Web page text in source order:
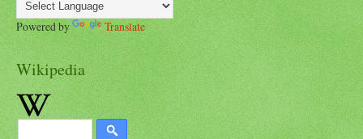
Powered by Translate
Wikipedia